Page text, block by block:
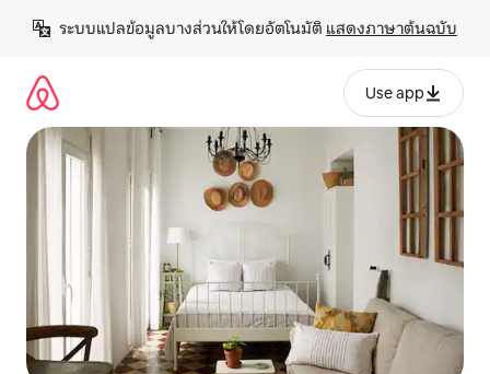
เนื้อหา
ระบบแปลข้อมูลบางส่วนให้โดยอัตโนมัติ แสดงภาษาต้นฉบับ
Use app